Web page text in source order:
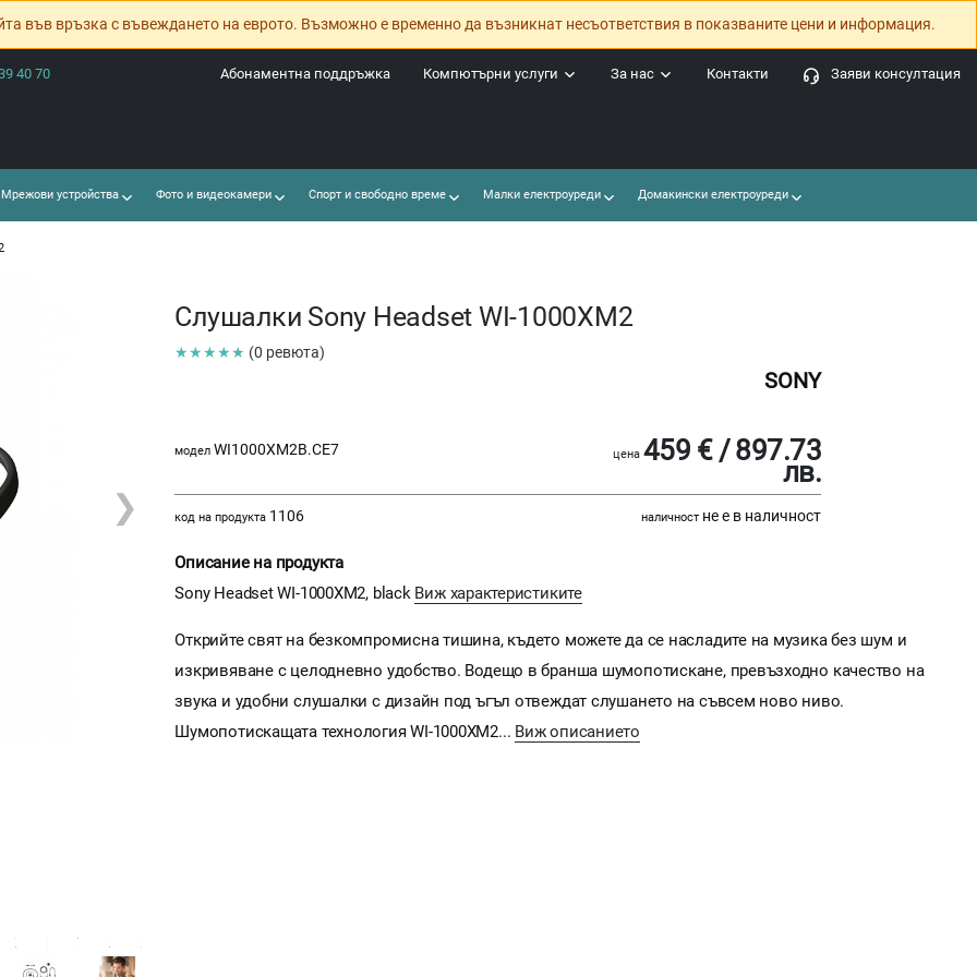
във връзка с въвеждането на еврото. Възможно е временно да възникнат несъответствия в показваните цени и информация.
40 70 Заяви консултация
Контакти
За нас
Компютърни услуги
Абонаментна поддръжка
устройства Фото и видеокамери Спорт и свободно време Малки електроуреди Домакински електроуреди
❯
Слушалки Sony Headset WI-1000XM2
★★★★★ (0 ревюта)
SONY
модел WI1000XM2B.CE7 цена 459 € / 897.73
лв.
код на продукта 1106 наличност не е в наличност
Описание на продукта
Sony Headset WI-1000XM2, black Виж характеристиките
Открийте свят на безкомпромисна тишина, където можете да се насладите на музика без шум и
изкривяване с целодневно удобство. Водещо в бранша шумопотискане, превъзходно качество на
звука и удобни слушалки с дизайн под ъгъл отвеждат слушането на съвсем ново ниво.
Шумопотискащата технология WI-1000XM2... Виж описанието